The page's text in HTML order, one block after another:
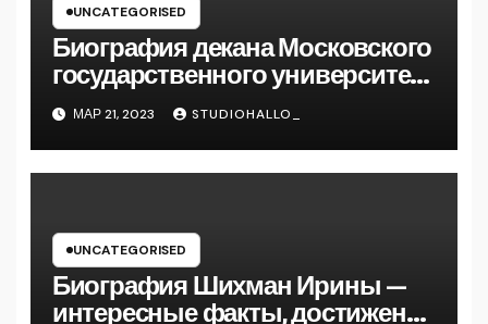
UNCATEGORISED
Биография декана Московского
государственного университета
Андрея Сидорова — от студента
до руководителя
МАР 21, 2023 STUDIOHALLO_
UNCATEGORISED
Биография Шихман Ирины —
интересные факты, достижения